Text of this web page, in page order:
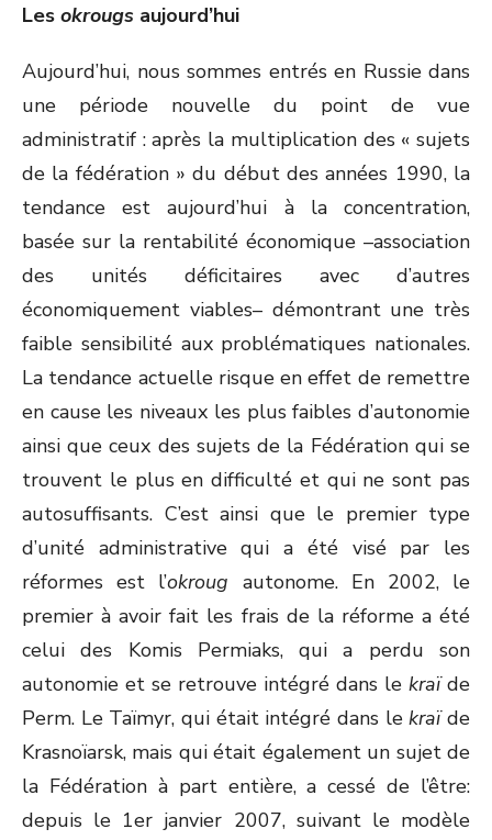
Les okrougs aujourd’hui
Aujourd’hui, nous sommes entrés en Russie dans
une période nouvelle du point de vue
administratif : après la multiplication des « sujets
de la fédération » du début des années 1990, la
tendance est aujourd’hui à la concentration,
basée sur la rentabilité économique –association
des unités déficitaires avec d’autres
économiquement viables– démontrant une très
faible sensibilité aux problématiques nationales.
La tendance actuelle risque en effet de remettre
en cause les niveaux les plus faibles d’autonomie
ainsi que ceux des sujets de la Fédération qui se
trouvent le plus en difficulté et qui ne sont pas
autosuffisants. C’est ainsi que le premier type
d’unité administrative qui a été visé par les
réformes est l’okroug autonome. En 2002, le
premier à avoir fait les frais de la réforme a été
celui des Komis Permiaks, qui a perdu son
autonomie et se retrouve intégré dans le kraïde
Perm. Le Taïmyr, qui était intégré dans lekraïde
Krasnoïarsk, mais qui était également un sujet de
la Fédération à part entière, a cessé de l’être:
depuis le 1er janvier 2007, suivant le modèle